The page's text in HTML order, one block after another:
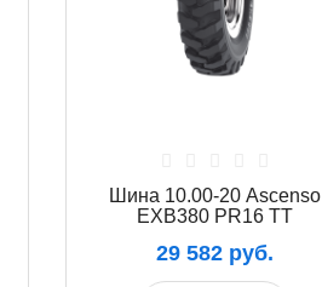
Шина 10.00-20 Ascenso
EXB380 PR16 TT
29 582 руб.